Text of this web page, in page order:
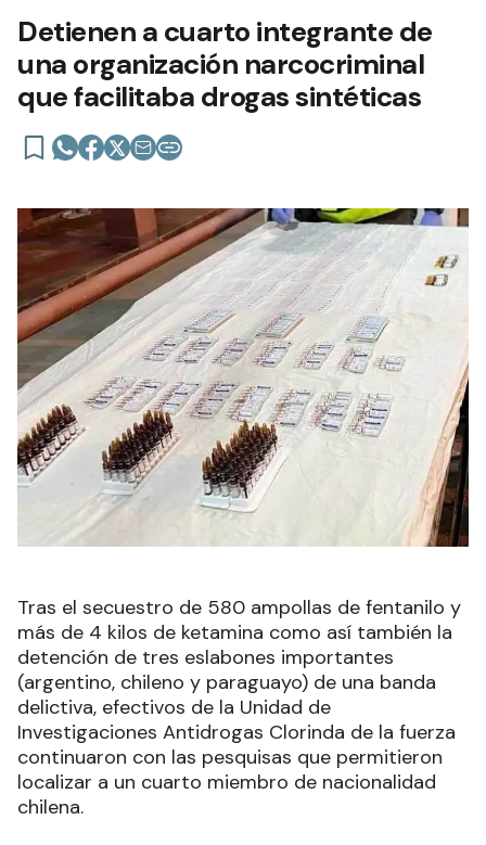
Detienen a cuarto integrante de
una organización narcocriminal
que facilitaba drogas sintéticas
Tras el secuestro de 580 ampollas de fentanilo y
más de 4 kilos de ketamina como así también la
detención de tres eslabones importantes
(argentino, chileno y paraguayo) de una banda
delictiva, efectivos de la Unidad de
Investigaciones Antidrogas Clorinda de la fuerza
continuaron con las pesquisas que permitieron
localizar a un cuarto miembro de nacionalidad
chilena.